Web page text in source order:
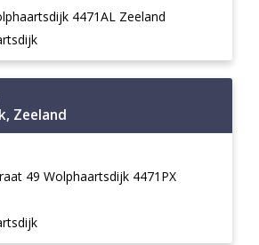
4471AL Zeeland
Zeeland
49 Wolphaartsdijk 4471PX